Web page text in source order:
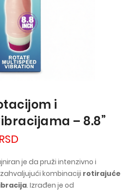
i
– 8.8”
je da pruži intenzivno i
kombinaciji rotirajuće
. Izrađen je od